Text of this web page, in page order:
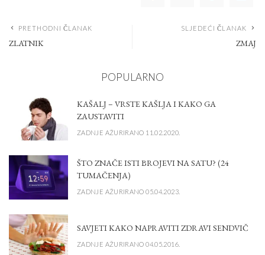
PRETHODNI ČLANAK
ZLATNIK
SLJEDEĆI ČLANAK
ZMAJ
POPULARNO
KAŠALJ – VRSTE KAŠLJA I KAKO GA
ZAUSTAVITI
ZADNJE AŽURIRANO 11.02.2020.
ŠTO ZNAČE ISTI BROJEVI NA SATU? (24
TUMAČENJA)
ZADNJE AŽURIRANO 05.04.2023.
SAVJETI KAKO NAPRAVITI ZDRAVI SENDVIČ
ZADNJE AŽURIRANO 04.05.2016.